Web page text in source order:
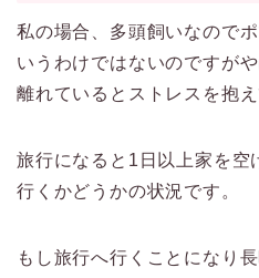
私の場合、多頭飼いなので
いうわけではないのですが
離れているとストレスを抱え
旅行になると1日以上家を空
行くかどうかの状況です。
もし旅行へ行くことになり